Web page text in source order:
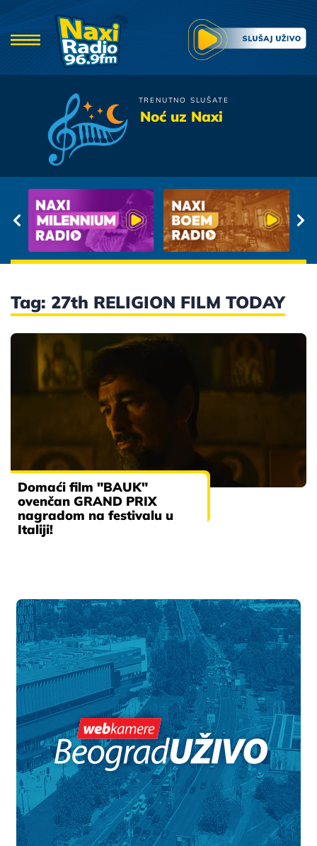
TRENUTNO SLUŠATE
Noć uz Naxi
Tag: 27th RELIGION FILM TODAY
Domaći film "BAUK"
ovenčan GRAND PRIX
nagradom na festivalu u
Italiji!